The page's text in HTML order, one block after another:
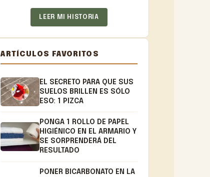
LEER MI HISTORIA
ARTÍCULOS FAVORITOS
EL SECRETO PARA QUE SUS
SUELOS BRILLEN ES SÓLO
ESO: 1 PIZCA
PONGA 1 ROLLO DE PAPEL
HIGIÉNICO EN EL ARMARIO Y
SE SORPRENDERÁ DEL
RESULTADO
PONER BICARBONATO EN LA